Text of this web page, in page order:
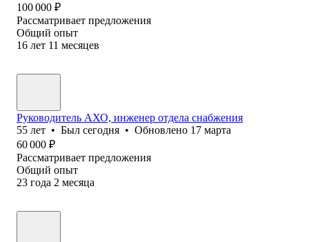
100 000 ₽
Рассматривает предложения
Общий опыт
16 лет 11 месяцев
Руководитель АХО, инженер отдела снабжения
55 лет • Был сегодня • Обновлено 17 марта
60 000 ₽
Рассматривает предложения
Общий опыт
23 года 2 месяца